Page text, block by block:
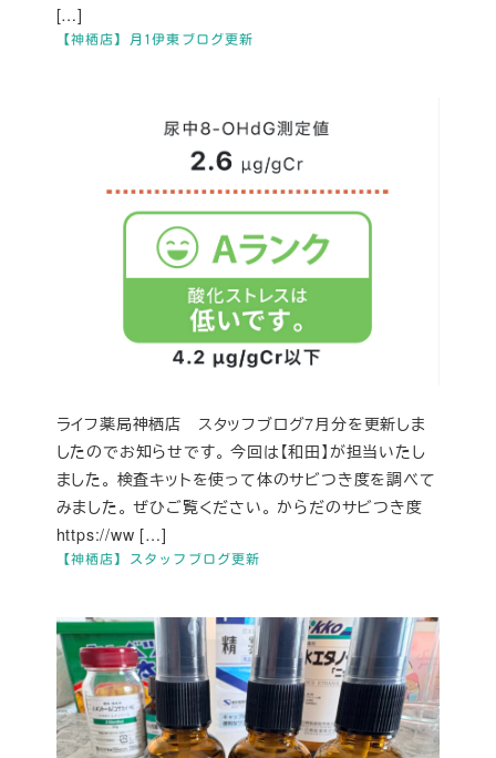
【神栖店】月1伊東ブログ更新
[…]
【神栖店】スタッフブログ更新
ライフ薬局神栖店 スタッフブログ7月分を更新しま
したのでお知らせです。 今回は【和田】が担当いたし
ました。 検査キットを使って体のサビつき度を調べて
みました。 ぜひご覧ください。 からだのサビつき度
https://ww […]